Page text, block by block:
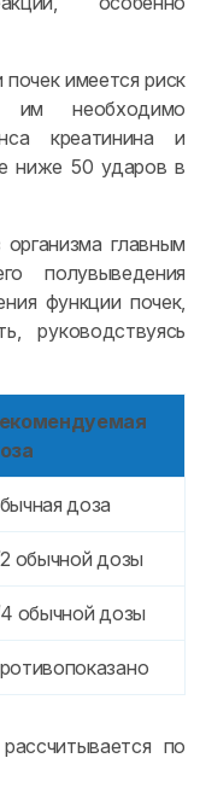
имеется риск
им необходимо
креатинина и
ниже 50 ударов в
главным
полувыведения
функции почек,
руководствуясь
доза
обычной дозы
обычной дозы
по